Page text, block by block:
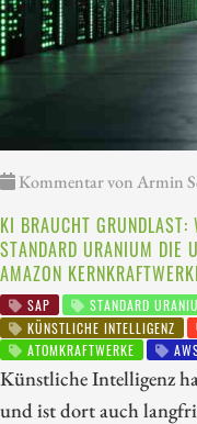
Kommentar von Armin
KI BRAUCHT
STANDARD URANIUM DIE
AMAZON
SAP STANDARD
KÜNSTLICHE INTELLIGENZ
ATOMKRAFTWERKE
Künstliche Intelligenz
und ist dort auch